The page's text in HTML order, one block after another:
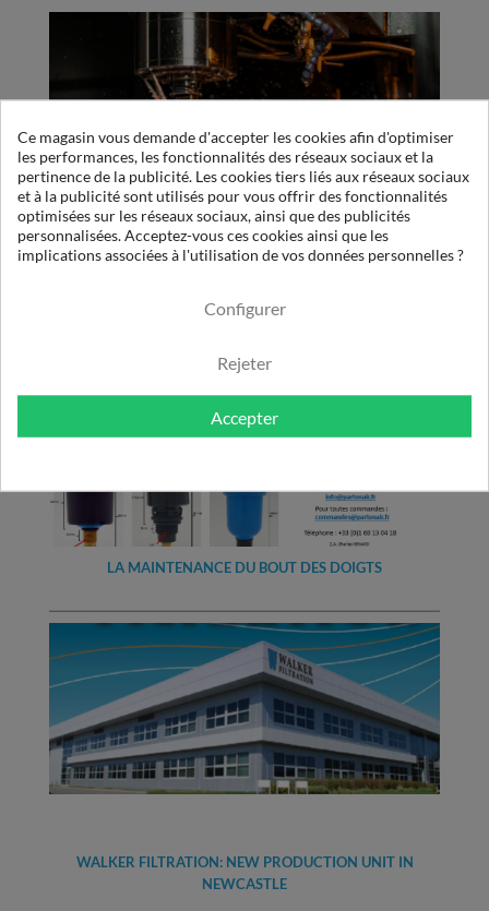
REFROIDISSEMENT DE MACHINES MÉCANIQUES ET
LA MAINTENANCE DU BOUT DES DOIGTS
WALKER FILTRATION: NEW PRODUCTION UNIT IN
NEWCASTLE
Ce magasin vous demande d'accepter les cookies afin d'optimiser
les performances, les fonctionnalités des réseaux sociaux et la
pertinence de la publicité. Les cookies tiers liés aux réseaux sociaux
et à la publicité sont utilisés pour vous offrir des fonctionnalités
optimisées sur les réseaux sociaux, ainsi que des publicités
personnalisées. Acceptez-vous ces cookies ainsi que les
implications associées à l'utilisation de vos données personnelles ?
Configurer
Rejeter
Accepter